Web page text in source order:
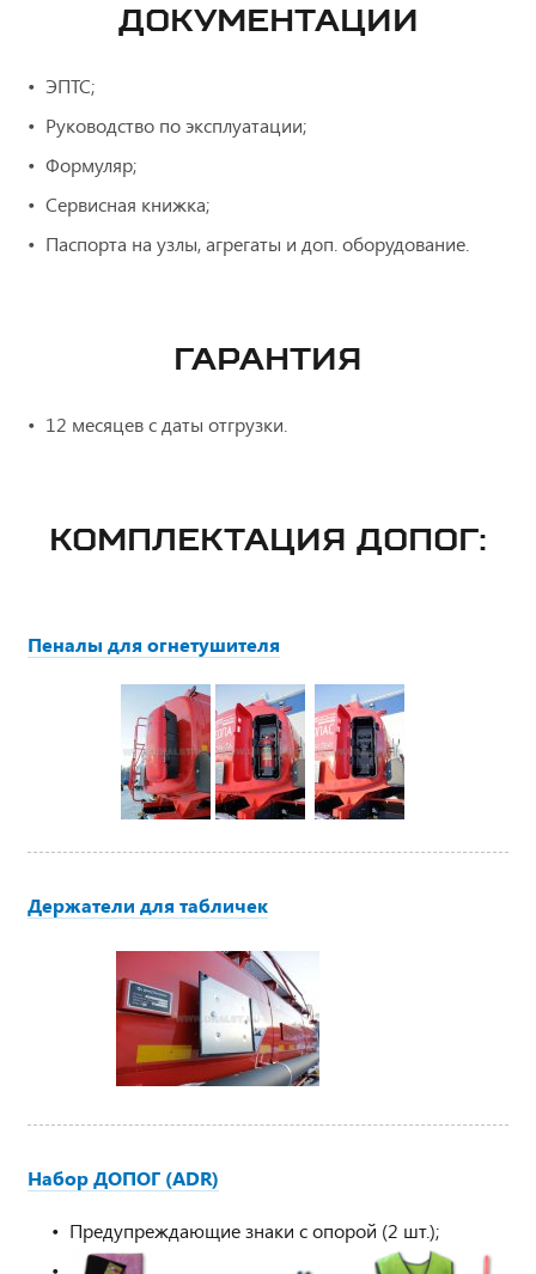
ДОКУМЕНТАЦИИ
ЭПТС;
Руководство по эксплуатации;
Формуляр;
Сервисная книжка;
Паспорта на узлы, агрегаты и доп. оборудование.
ГАРАНТИЯ
12 месяцев с даты отгрузки.
КОМПЛЕКТАЦИЯ ДОПОГ:
Пеналы для огнетушителя
Держатели для табличек
Набор ДОПОГ (ADR)
Предупреждающие знаки с опорой (2 шт.);